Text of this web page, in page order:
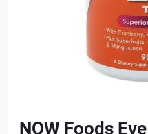
NOW Foods